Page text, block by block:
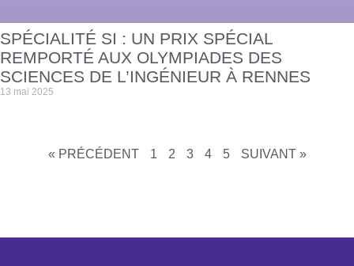
SPÉCIALITÉ SI : UN PRIX SPÉCIAL
REMPORTÉ AUX OLYMPIADES DES
SCIENCES DE L’INGÉNIEUR À RENNES
13 mai 2025
« PRÉCÉDENT 1 2 3 4 5 SUIVANT »